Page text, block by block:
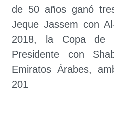
de 50 años ganó
Jeque Jassem con
2018, la Copa
Presidente con
Emiratos Árabes,
201